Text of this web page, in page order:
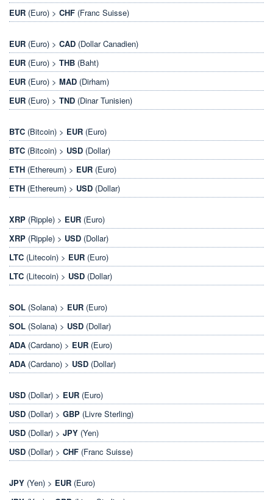
EUR (Euro) > CHF (Franc Suisse)
EUR (Euro) > CAD (Dollar Canadien)
EUR (Euro) > THB (Baht)
EUR (Euro) > MAD (Dirham)
EUR (Euro) > TND (Dinar Tunisien)
BTC (Bitcoin) > EUR (Euro)
BTC (Bitcoin) > USD (Dollar)
ETH (Ethereum) > EUR (Euro)
ETH (Ethereum) > USD (Dollar)
XRP (Ripple) > EUR (Euro)
XRP (Ripple) > USD (Dollar)
LTC (Litecoin) > EUR (Euro)
LTC (Litecoin) > USD (Dollar)
SOL (Solana) > EUR (Euro)
SOL (Solana) > USD (Dollar)
ADA (Cardano) > EUR (Euro)
ADA (Cardano) > USD (Dollar)
USD (Dollar) > EUR (Euro)
USD (Dollar) > GBP (Livre Sterling)
USD (Dollar) > JPY (Yen)
USD (Dollar) > CHF (Franc Suisse)
JPY (Yen) > EUR (Euro)